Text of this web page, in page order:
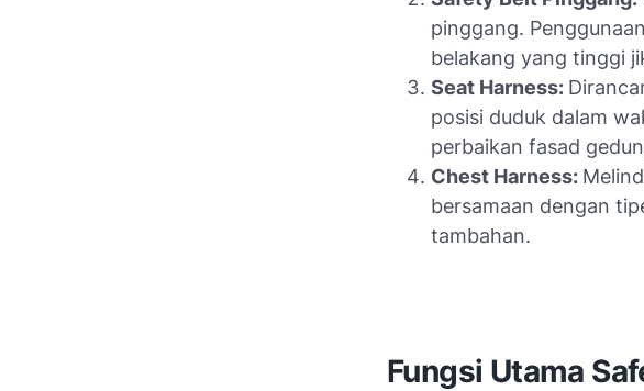
pinggang.
belakang yang tinggi
Seat Harness:
posisi duduk dalam
perbaikan fasad
Chest Harness:
bersamaan dengan
tambahan.
Fungsi Utama